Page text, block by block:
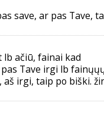
save, ar pas Tave,
lb ačiū, fainai kad
Tave irgi lb
aš irgi, taip po biški.